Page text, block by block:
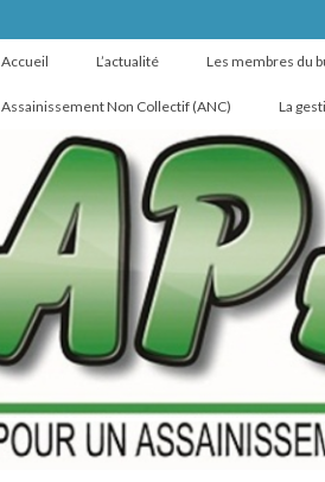
Accueil L’actualité Les membres du
Assainissement Non Collectif (ANC) La